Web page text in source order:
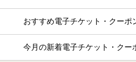
おすすめ電子チケット・クーポ
今月の新着電子チケット・クー